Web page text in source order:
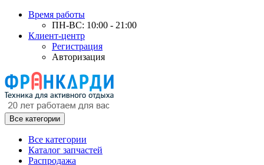
Время работы
ПН-ВС: 10:00 - 21:00
Клиент-центр
Регистрация
Авторизация
Все категории
Все категории
Каталог запчастей
Распродажа